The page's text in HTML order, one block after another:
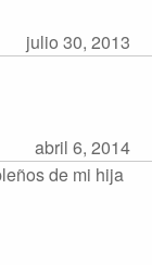
julio 30, 2013
abril 6, 2014
de mi hija